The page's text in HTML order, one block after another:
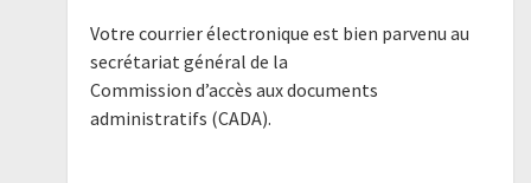
Votre courrier électronique est bien parvenu au
secrétariat général de la
Commission d’accès aux documents
administratifs (CADA).